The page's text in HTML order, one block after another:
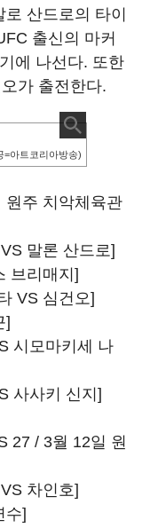
산드로의 타이
출신의 마커
에 나선다. 또한
가 출전한다.
=아트코리아방송)
원주 치악체육관
말론 산드로]
브리매지]
VS 심건오]
]
시모마키세 나
사사키 신지]
27 / 3월 12일 원
차인호]
수]